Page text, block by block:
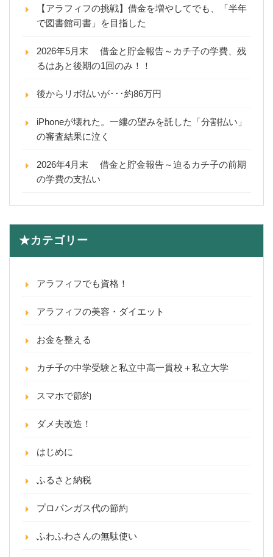
【アラフィフの挑戦】借金を増やしてでも、「半年
で図書館司書」を目指した
2026年5月末 借金と貯金報告～カチ子の学費、残
るはあと後期の1回のみ！！
後からリボ払いが･･･約86万円
iPhoneが壊れた。一縷の望みを託した「分割払い」
の審査結果に泣く
2026年4月末 借金と貯金報告～迫るカチ子の前期
の学費の支払い
★カテゴリー
アラフィフでも資格！
アラフィフの美容・ダイエット
お金を整える
カチ子の中学受験と私立中高一貫校＋私立大学
スマホで節約
ダメ夫改造！
はじめに
ふるさと納税
プロパンガス代の節約
ふわふわさんの無駄使い